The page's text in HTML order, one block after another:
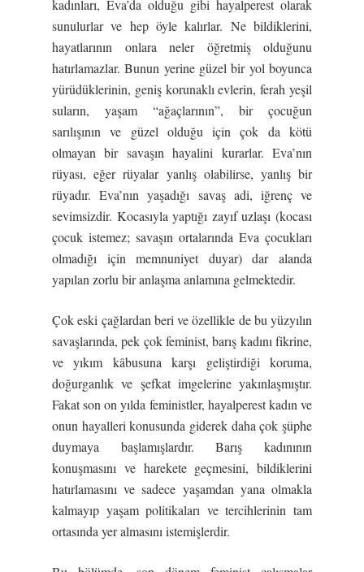
kadınları, Eva’da olduğu gibi hayalperest olarak
sunulurlar ve hep öyle kalırlar. Ne bildiklerini,
hayatlarının onlara neler öğretmiş olduğunu
hatırlamazlar. Bunun yerine güzel bir yol boyunca
yürüdüklerinin, geniş korunaklı evlerin, ferah yeşil
suların, yaşam “ağaçlarının”, bir çocuğun
sarılışının ve güzel olduğu için çok da kötü
olmayan bir savaşın hayalini kurarlar. Eva’nın
rüyası, eğer rüyalar yanlış olabilirse, yanlış bir
rüyadır. Eva’nın yaşadığı savaş adi, iğrenç ve
sevimsizdir. Kocasıyla yaptığı zayıf uzlaşı (kocası
çocuk istemez; savaşın ortalarında Eva çocukları
olmadığı için memnuniyet duyar) dar alanda
yapılan zorlu bir anlaşma anlamına gelmektedir.
Çok eski çağlardan beri ve özellikle de bu yüzyılın
savaşlarında, pek çok feminist, barış kadını fikrine,
ve yıkım kâbusuna karşı geliştirdiği koruma,
doğurganlık ve şefkat imgelerine yakınlaşmıştır.
Fakat son on yılda feministler, hayalperest kadın ve
onun hayalleri konusunda giderek daha çok şüphe
duymaya başlamışlardır. Barış kadınının
konuşmasını ve harekete geçmesini, bildiklerini
hatırlamasını ve sadece yaşamdan yana olmakla
kalmayıp yaşam politikaları ve tercihlerinin tam
ortasında yer almasını istemişlerdir.